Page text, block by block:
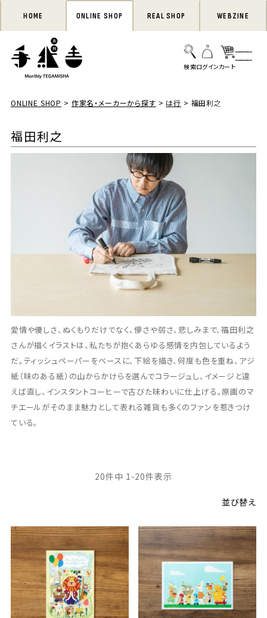
HOME ONLINE SHOP REAL SHOP WEBZINE
ONLINE SHOP 作家名・メーカーから探す は行 福田利之
福田利之
愛情や優しさ、ぬくもりだけでなく、儚さや弱さ、悲しみまで、福田利之
さんが描くイラストは、私たちが抱くあらゆる感情を内包しているよう
だ。ティッシュペーパーをベースに、下絵を描き、何度も色を重ね、アジ
紙（味のある紙）の山からかけらを選んでコラージュし、イメージと違
えば直し、インスタントコーヒーで古びた味わいに仕上げる。原画のマ
チエールがそのまま魅力として表れる雑貨も多くのファンを惹きつけ
ている。
並び替え
20件中 1-20件表示